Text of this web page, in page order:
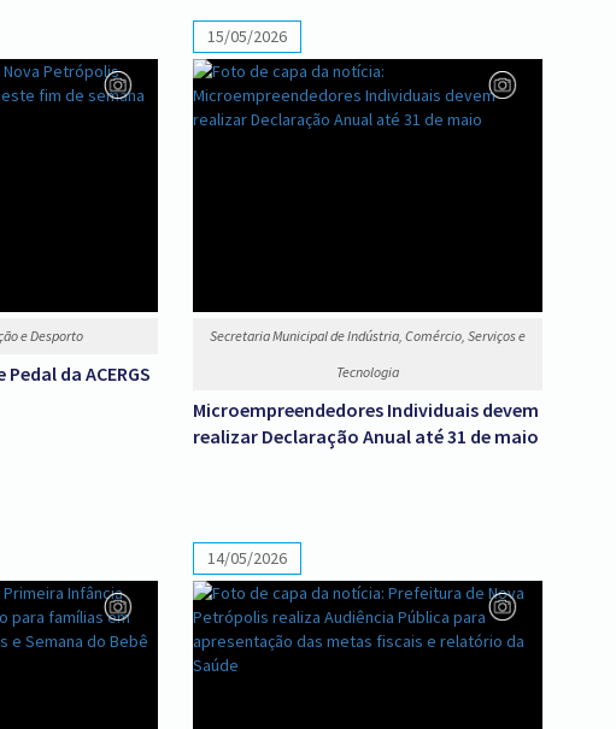
e Desporto
da ACERGS
15/05/2026
Secretaria Municipal de Indústria, Comércio, Serviços e
Tecnologia
Microempreendedores Individuais devem
realizar Declaração Anual até 31 de maio
14/05/2026